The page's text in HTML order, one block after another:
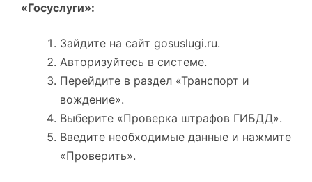
«Госуслуги»:
Зайдите на сайт gosuslugi.ru.
Авторизуйтесь в системе.
Перейдите в раздел «Транспорт и
вождение».
Выберите «Проверка штрафов ГИБДД».
Введите необходимые данные и нажмите
«Проверить».